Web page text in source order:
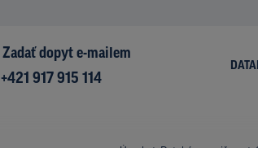
Zadať dopyt e-mailem
+421 917 915 114